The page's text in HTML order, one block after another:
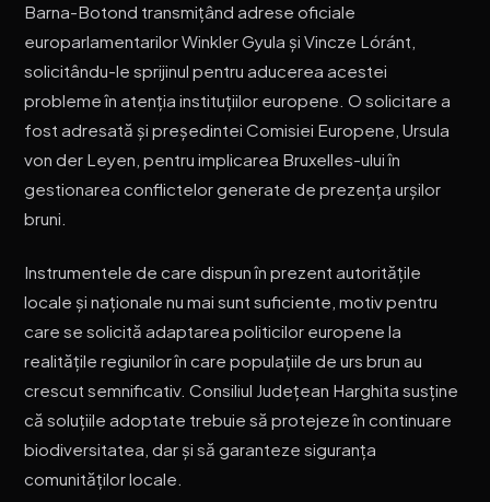
Barna-Botond transmițând adrese oficiale
europarlamentarilor Winkler Gyula și Vincze Lóránt,
solicitându-le sprijinul pentru aducerea acestei
probleme în atenția instituțiilor europene. O solicitare a
fost adresată și președintei Comisiei Europene, Ursula
von der Leyen, pentru implicarea Bruxelles-ului în
gestionarea conflictelor generate de prezența urșilor
bruni.
Instrumentele de care dispun în prezent autoritățile
locale și naționale nu mai sunt suficiente, motiv pentru
care se solicită adaptarea politicilor europene la
realitățile regiunilor în care populațiile de urs brun au
crescut semnificativ. Consiliul Județean Harghita susține
că soluțiile adoptate trebuie să protejeze în continuare
biodiversitatea, dar și să garanteze siguranța
comunităților locale.